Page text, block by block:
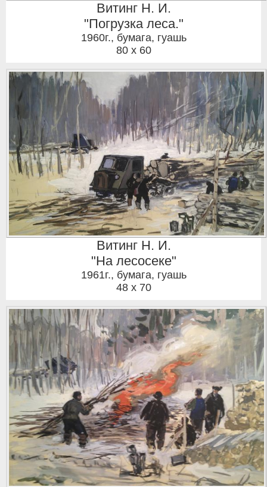
Витинг Н. И.
"Погрузка леса."
1960г., бумага, гуашь
80 x 60
Витинг Н. И.
"На лесосеке"
1961г., бумага, гуашь
48 x 70